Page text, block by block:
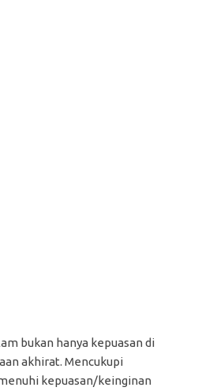
bukan hanya kepuasan di
akhirat. Mencukupi
kepuasan/keinginan